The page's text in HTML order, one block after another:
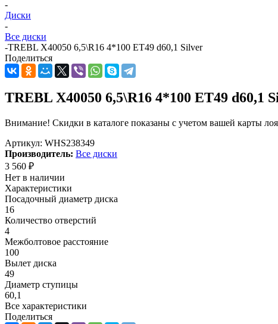
-
Диски
-
Все диски
-TREBL X40050 6,5\R16 4*100 ET49 d60,1 Silver
Поделиться
TREBL X40050 6,5\R16 4*100 ET49 d60,1
Внимание! Скидки в каталоге показаны с учетом вашей карты
Артикул: WHS238349
Производитель: Все диски
3 560 ₽
Нет в наличии
Характеристики
Посадочный диаметр диска
16
Количество отверстий
4
Межболтовое расстояние
100
Вылет диска
49
Диаметр ступицы
60,1
Все характеристики
Поделиться